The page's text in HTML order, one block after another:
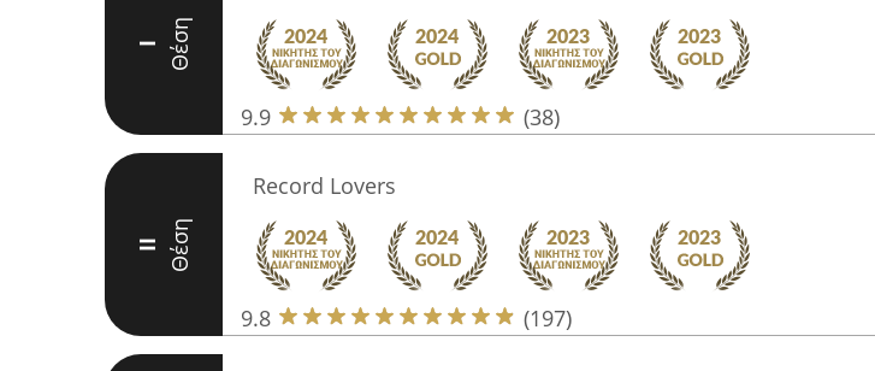
I Θέση
9.9 (38)
II Θέση
Record Lovers
9.8 (197)